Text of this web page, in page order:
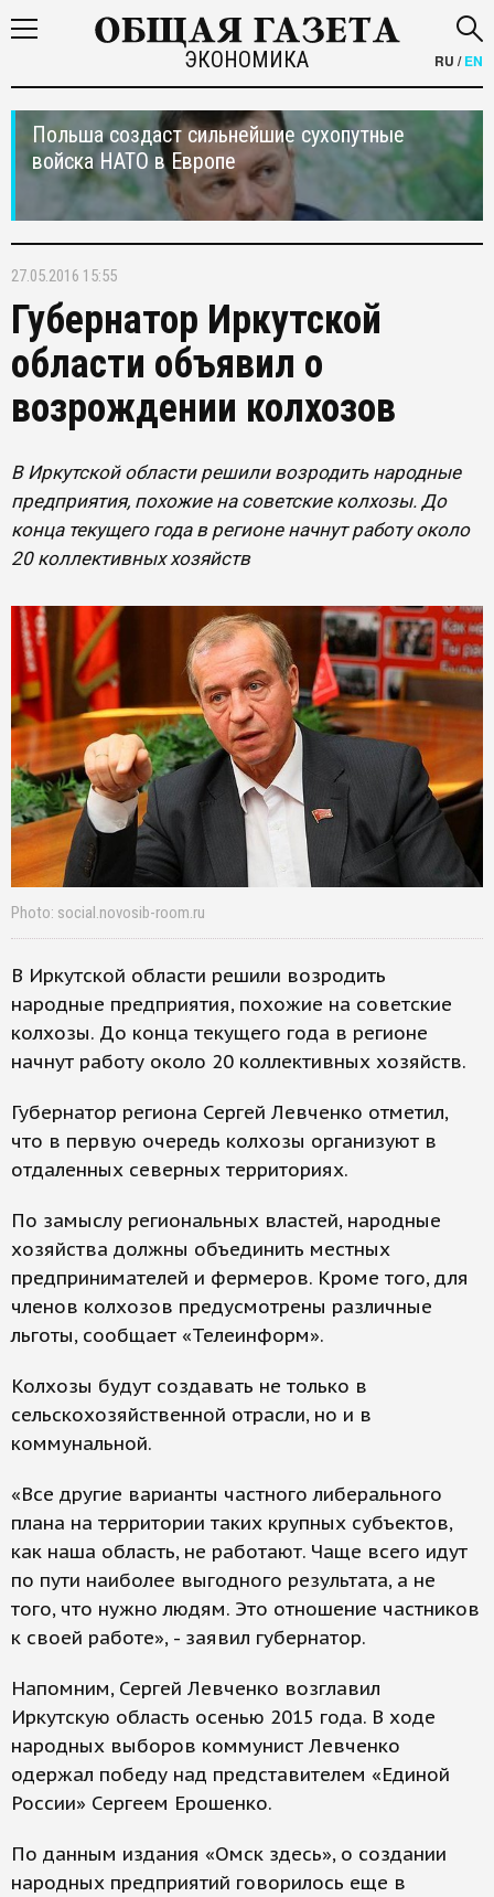
ЭКОНОМИКА RU /EN
Польша создаст сильнейшие сухопутные
войска НАТО в Европе
27.05.2016 15:55
Губернатор Иркутской
области объявил о
возрождении колхозов
В Иркутской области решили возродить народные
предприятия, похожие на советские колхозы. До
конца текущего года в регионе начнут работу около
20 коллективных хозяйств
Photo: social.novosib-room.ru
В Иркутской области решили возродить
народные предприятия, похожие на советские
колхозы. До конца текущего года в регионе
начнут работу около 20 коллективных хозяйств.
Губернатор региона Сергей Левченко отметил,
что в первую очередь колхозы организуют в
отдаленных северных территориях.
По замыслу региональных властей, народные
хозяйства должны объединить местных
предпринимателей и фермеров. Кроме того, для
членов колхозов предусмотрены различные
льготы, сообщает «Телеинформ».
Колхозы будут создавать не только в
сельскохозяйственной отрасли, но и в
коммунальной.
«Все другие варианты частного либерального
плана на территории таких крупных субъектов,
как наша область, не работают. Чаще всего идут
по пути наиболее выгодного результата, а не
того, что нужно людям. Это отношение частников
к своей работе», - заявил губернатор.
Напомним, Сергей Левченко возглавил
Иркутскую область осенью 2015 года. В ходе
народных выборов коммунист Левченко
одержал победу над представителем «Единой
России» Сергеем Ерошенко.
По данным издания «Омск здесь», о создании
народных предприятий говорилось еще в